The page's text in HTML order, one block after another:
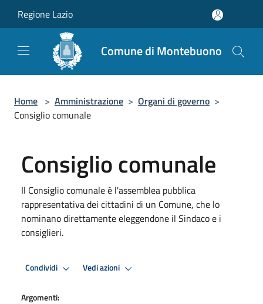
Regione Lazio
Comune di Montebuono
Home > Amministrazione > Organi di governo >
Consiglio comunale
Consiglio comunale
Il Consiglio comunale è l'assemblea pubblica
rappresentativa dei cittadini di un Comune, che lo
nominano direttamente eleggendone il Sindaco e i
consiglieri.
Condividi Vedi azioni
Argomenti: